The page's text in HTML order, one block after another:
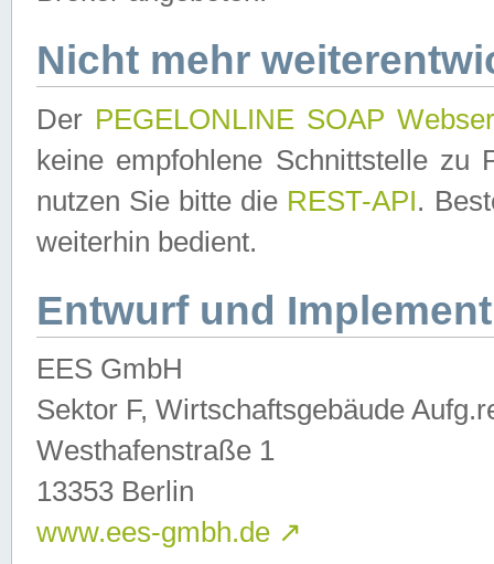
Nicht mehr
Der PEGELONLINE SOAP
keine empfohlene Schnittstelle zu
nutzen Sie bitte die REST-API.
weiterhin bedient.
Entwurf und
EES GmbH
Sektor F, Wirtschaftsgebäude
Westhafenstraße 1
13353 Berlin
www.ees-gmbh.de ↗